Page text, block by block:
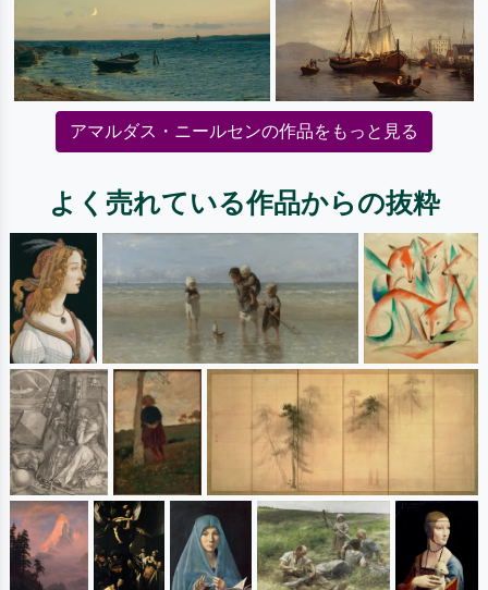
アマルダス・ニールセンの作品をもっと見る
よく売れている作品からの抜粋